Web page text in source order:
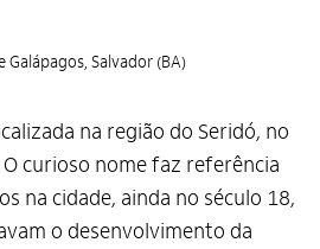
Galápagos, Salvador (BA)
na região do Seridó, no
curioso nome faz referência
na cidade, ainda no século 18,
o desenvolvimento da